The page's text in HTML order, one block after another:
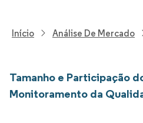
Início Análise De Mercado
Tamanho e Participação
Monitoramento da